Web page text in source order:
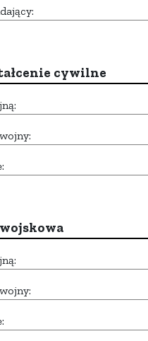
cywilne
wojskowa